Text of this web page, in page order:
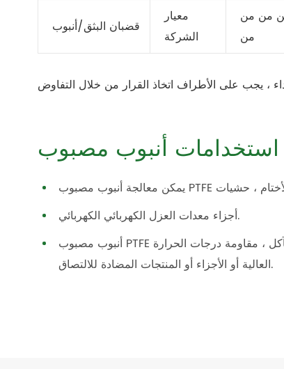
قضبان البثق/أنبوب
معيار
الشركة
من من
من
أجزاء معدات العزل الكهربائي الكهربائي.
أنبوب مصبوب PTFE يمكن أيضا أن يصنع مجموعة متنوعة من المواد الكيميائية المضادة للتآكل ، مقاومة درجات الحرارة
العالية أو الأجزاء أو المنتجات المضادة للالتصاق.